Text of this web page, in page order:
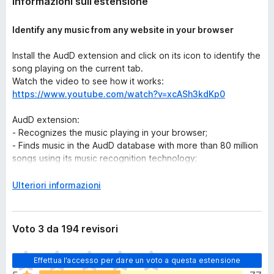
Identify any music from any website in your browser
Install the AudD extension and click on its icon to identify the
song playing on the current tab.
Watch the video to see how it works:
https://www.youtube.com/watch?v=xcASh3kdKp0
AudD extension:
- Recognizes the music playing in your browser;
- Finds music in the AudD database with more than 80 million
songs using its music recognition technology;
- Shows links to listen to the songs on Apple Music, Spotify,
- Displays the exact moment in the recognized song when
the sound from the browser is played.
Source code:https://github.com/AudDMusic/firefox-
E
p
a
n
Ulteriori informazioni
Voto 3 da 194 revisori
Effettua l’accesso per dare un voto a questa estensione
N
o